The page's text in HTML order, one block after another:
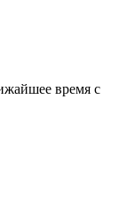
время с